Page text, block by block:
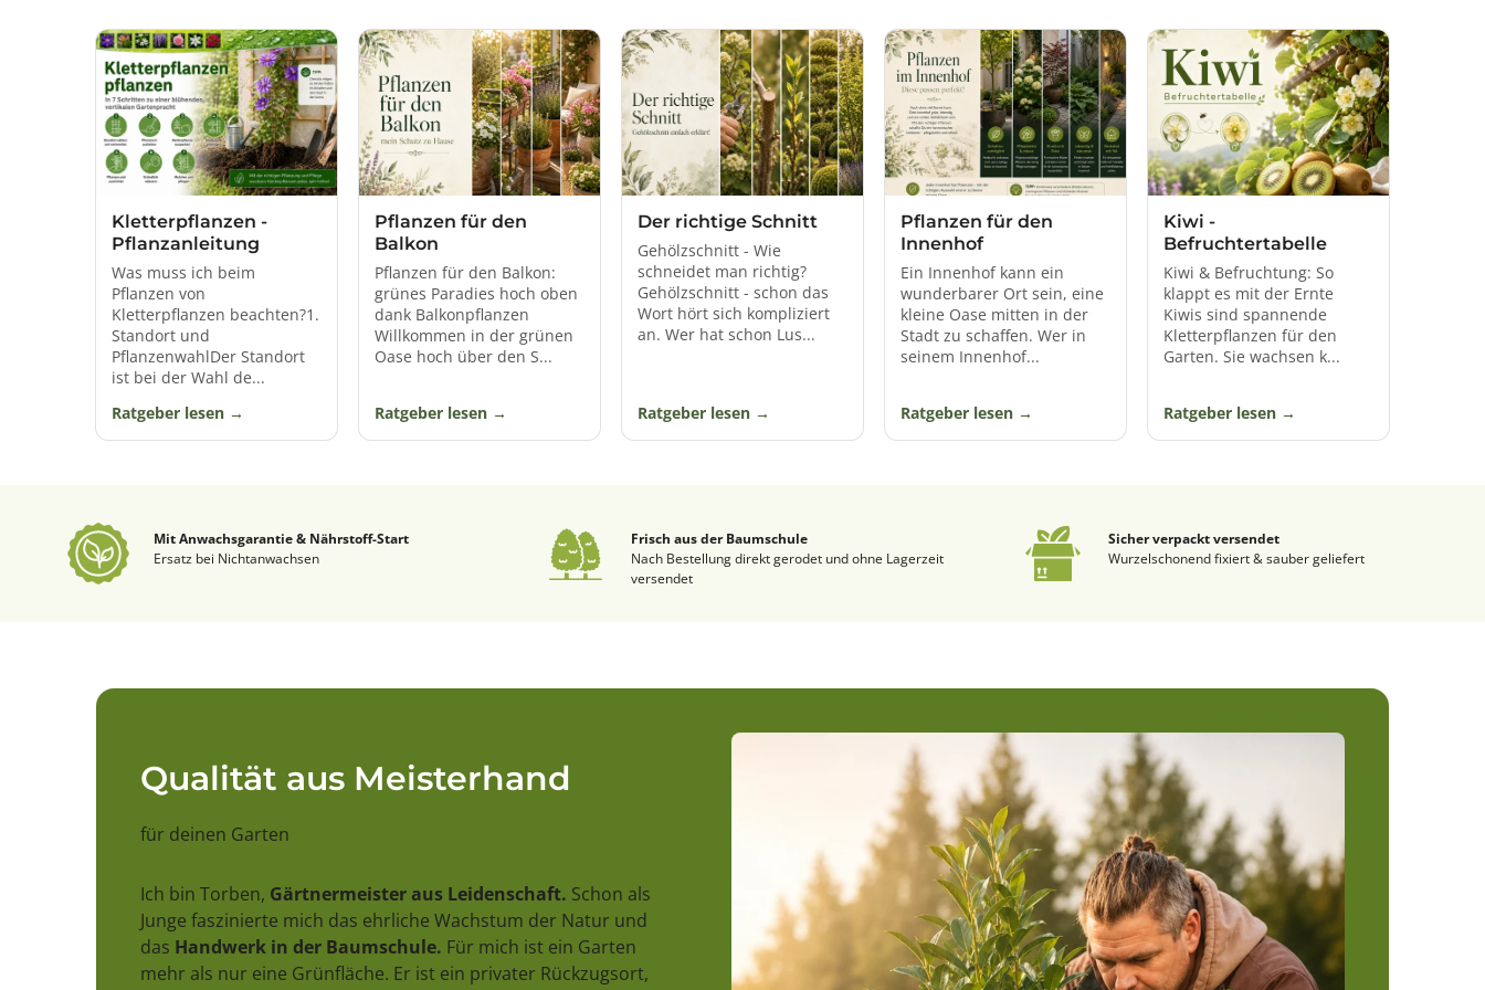
Keine andere Pflanzenart ist so vielseitig und verleiht dem Garten, Balkon oder der Terrasse einen so persönlichen Charme.
Kletterpflanzen -
Pflanzanleitung
Was muss ich beim
Pflanzen von
Kletterpflanzen beachten?1.
Standort und
PflanzenwahlDer Standort
ist bei der Wahl de...
Ratgeber lesen
Pflanzen für den
Balkon
Pflanzen für den Balkon:
grünes Paradies hoch oben
dank Balkonpflanzen
Willkommen in der grünen
Oase hoch über den S...
Ratgeber lesen
Der richtige Schnitt
Gehölzschnitt - Wie
schneidet man richtig?
Gehölzschnitt - schon das
Wort hört sich kompliziert
an. Wer hat schon Lus...
Ratgeber lesen
Pflanzen für den
Innenhof
Ein Innenhof kann ein
wunderbarer Ort sein, eine
kleine Oase mitten in der
Stadt zu schaffen. Wer in
seinem Innenhof...
Ratgeber lesen
Kiwi -
Befruchtertabelle
Kiwi & Befruchtung: So
klappt es mit der Ernte
Kiwis sind spannende
Kletterpflanzen für den
Garten. Sie wachsen k...
Ratgeber lesen
Mit Anwachsgarantie & Nährstoff-Start
Ersatz bei Nichtanwachsen
Frisch aus der Baumschule
Nach Bestellung direkt gerodet und ohne Lagerzeit
versendet
Sicher verpackt versendet
Wurzelschonend fixiert & sauber geliefert
Qualität aus Meisterhand
für deinen Garten
Ich bin Torben, Gärtnermeister aus Leidenschaft. Schon als
Junge faszinierte mich das ehrliche Wachstum der Natur und
das Handwerk in der Baumschule. Für mich ist ein Garten
mehr als nur eine Grünfläche. Er ist ein privater Rückzugsort,